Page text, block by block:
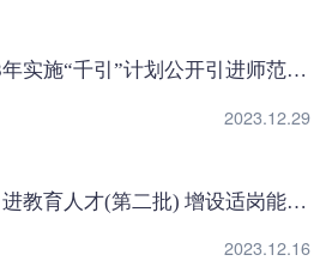
湖南长沙宁乡市2023年实施“千引”计划公开引进师范院校硕士及以上研究生调整岗位计划通知
2023.12.29
长沙县2023年公开引进教育人才(第二批) 增设适岗能力评价环节岗位及相关要求的公告
2023.12.16